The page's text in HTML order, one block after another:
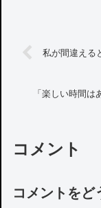
私が間違える
「楽しい時間
コメント
コメントをど